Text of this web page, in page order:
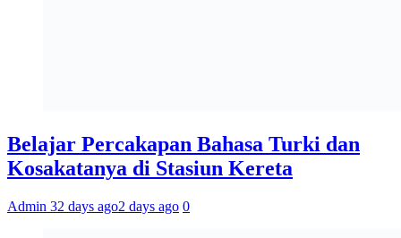
Belajar Percakapan Bahasa Turki dan
Kosakatanya di Stasiun Kereta
Admin 32 days ago2 days ago 0